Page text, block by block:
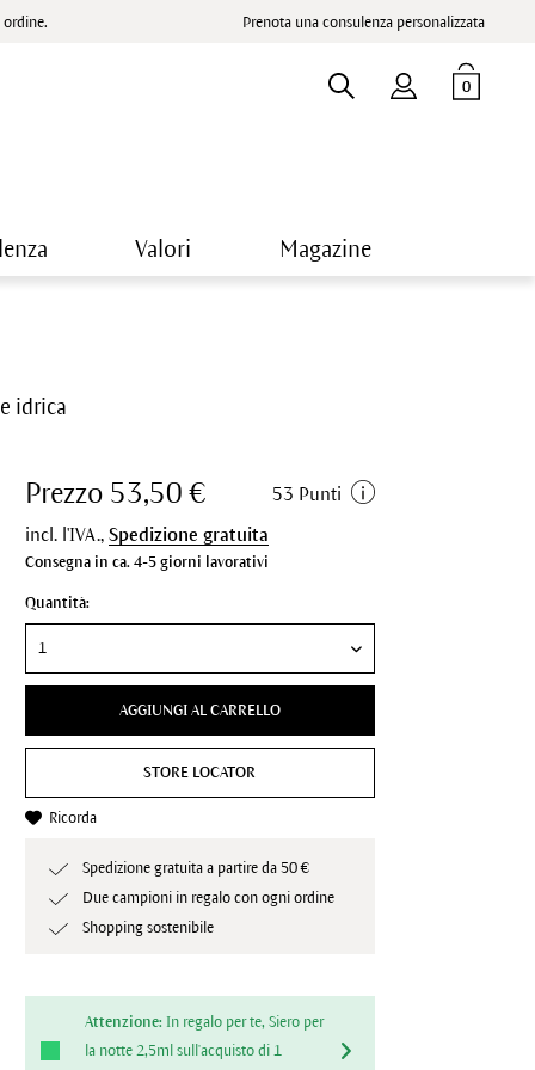
Prenota una consulenza personalizzata
0
Valori Magazine
idrica
Prezzo 53,50 € 53 Punti
incl. l'IVA.,Spedizione gratuita
Consegna in ca. 4-5 giorni lavorativi
Quantità:
AGGIUNGI AL CARRELLO
STORE LOCATOR
Ricorda
Spedizione gratuita a partire da 50 €
Due campioni in regalo con ogni ordine
Shopping sostenibile
Attenzione: In regalo per te, Siero per
la notte 2,5ml sull'acquisto di 1